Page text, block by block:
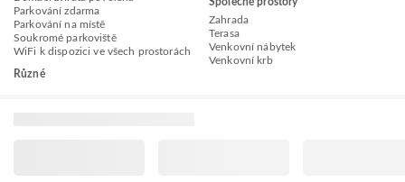
Parkování zdarma
Parkování na místě
Soukromé parkoviště
WiFi k dispozici ve všech prostorách
Různé
Zahrada
Terasa
Venkovní nábytek
Venkovní krb